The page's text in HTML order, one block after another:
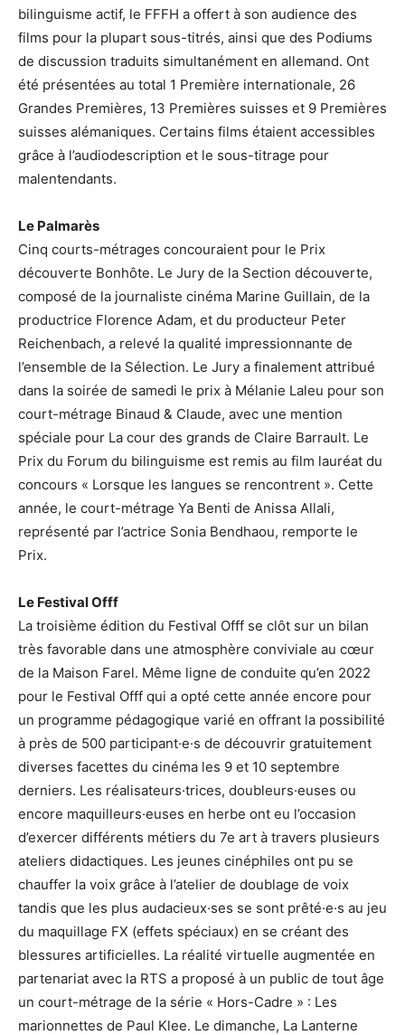
bilinguisme actif, le FFFH a offert à son audience des
films pour la plupart sous-titrés, ainsi que des Podiums
de discussion traduits simultanément en allemand. Ont
été présentées au total 1 Première internationale, 26
Grandes Premières, 13 Premières suisses et 9 Premières
suisses alémaniques. Certains films étaient accessibles
grâce à l’audiodescription et le sous-titrage pour
malentendants.
Le Palmarès
Cinq courts-métrages concouraient pour le Prix
découverte Bonhôte. Le Jury de la Section découverte,
composé de la journaliste cinéma Marine Guillain, de la
productrice Florence Adam, et du producteur Peter
Reichenbach, a relevé la qualité impressionnante de
l’ensemble de la Sélection. Le Jury a finalement attribué
dans la soirée de samedi le prix à Mélanie Laleu pour son
court-métrage Binaud & Claude, avec une mention
spéciale pour La cour des grands de Claire Barrault. Le
Prix du Forum du bilinguisme est remis au film lauréat du
concours « Lorsque les langues se rencontrent ». Cette
année, le court-métrage Ya Benti de Anissa Allali,
représenté par l’actrice Sonia Bendhaou, remporte le
Prix.
Le Festival Offf
La troisième édition du Festival Offf se clôt sur un bilan
très favorable dans une atmosphère conviviale au cœur
de la Maison Farel. Même ligne de conduite qu’en 2022
pour le Festival Offf qui a opté cette année encore pour
un programme pédagogique varié en offrant la possibilité
à près de 500 participant·e·s de découvrir gratuitement
diverses facettes du cinéma les 9 et 10 septembre
derniers. Les réalisateurs·trices, doubleurs·euses ou
encore maquilleurs·euses en herbe ont eu l’occasion
d’exercer différents métiers du 7e art à travers plusieurs
ateliers didactiques. Les jeunes cinéphiles ont pu se
chauffer la voix grâce à l’atelier de doublage de voix
tandis que les plus audacieux·ses se sont prêté·e·s au jeu
du maquillage FX (effets spéciaux) en se créant des
blessures artificielles. La réalité virtuelle augmentée en
partenariat avec la RTS a proposé à un public de tout âge
un court-métrage de la série « Hors-Cadre » : Les
marionnettes de Paul Klee. Le dimanche, La Lanterne